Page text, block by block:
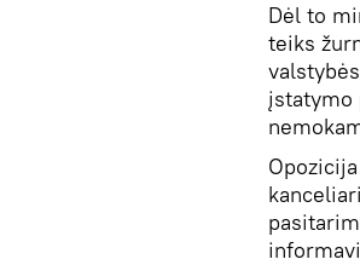
Dėl to
teiks
įstatymo